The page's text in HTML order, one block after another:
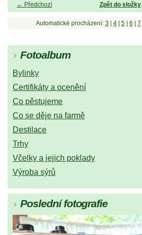
← Předchozí Zpět do složky
Automatické procházení: 3 4| 5| 6 7
Fotoalbum
Bylinky
Certifikáty a ocenění
Co pěstujeme
Co se děje na farmě
Destilace
Trhy
Včelky a jejich poklady
Výroba sýrů
Poslední fotografie